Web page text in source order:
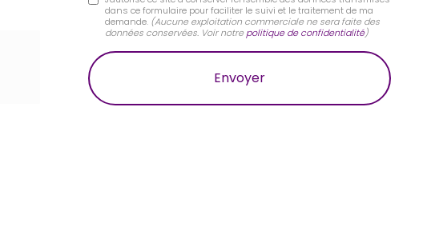
dans ce formulaire pour faciliter le suivi et le traitement de ma
demande. (Aucune exploitation commerciale ne sera faite des
données conservées. Voir notre politique de confidentialité)